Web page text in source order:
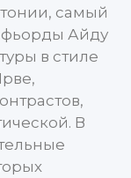
самый
Айду
в стиле
В